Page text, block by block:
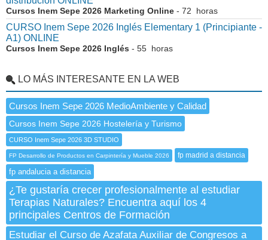
Cursos Inem Sepe 2026 Marketing Online - 72 horas
CURSO Inem Sepe 2026 Inglés Elementary 1 (Principiante -
A1) ONLINE
Cursos Inem Sepe 2026 Inglés - 55 horas
LO MÁS INTERESANTE EN LA WEB
Cursos Inem Sepe 2026 MedioAmbiente y Calidad
Cursos Inem Sepe 2026 Hostelería y Turismo
CURSO Inem Sepe 2026 3D STUDIO
FP Desarrollo de Productos en Carpintería y Mueble 2026 fp madrid a distancia
fp andalucia a distancia
¿Te gustaría crecer profesionalmente al estudiar
Terapias Naturales? Encuentra aquí los 4
principales Centros de Formación
Estudiar el Curso de Azafata Auxiliar de Congresos a